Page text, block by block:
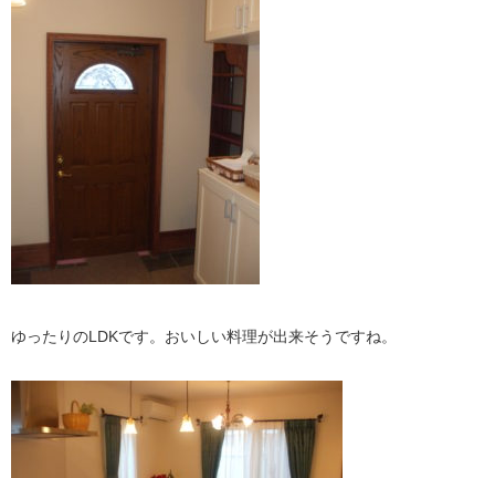
ゆったりのLDKです。おいしい料理が出来そうですね。